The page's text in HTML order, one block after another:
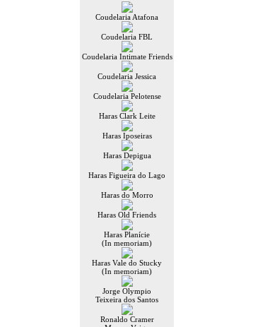
Coudelaria Atafona
Coudelaria FBL
Coudelaria Intimate Friends
Coudelaria Jessica
Coudelaria Pelotense
Haras Clark Leite
Haras Iposeiras
Haras Depigua
Haras Figueira do Lago
Haras do Morro
Haras Old Friends
Haras Planície
(In memoriam)
Haras Vale do Stucky
(In memoriam)
Jorge Olympio
Teixeira dos Santos
Ronaldo Cramer